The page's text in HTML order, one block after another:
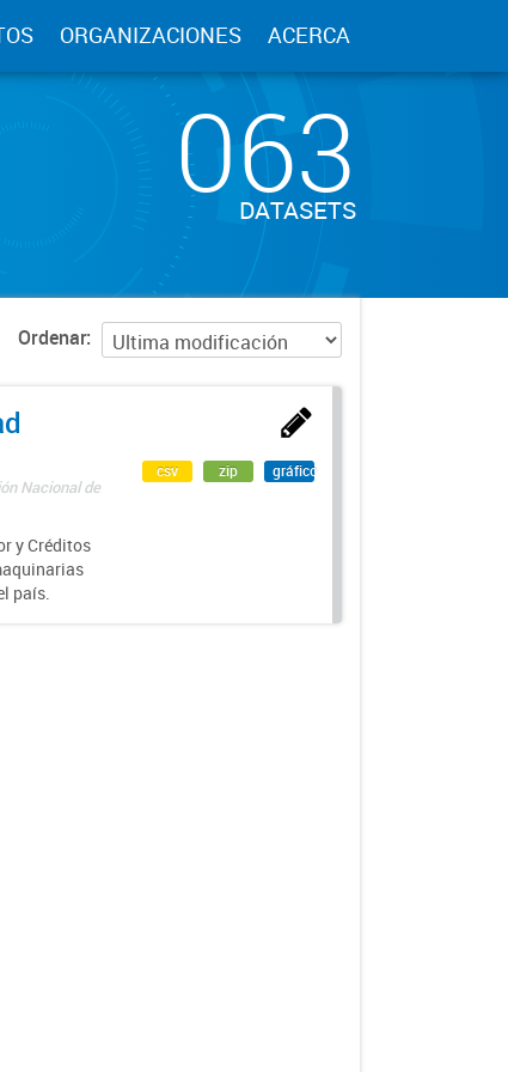
ORGANIZACIONES ACERCA
063
DATASETS
Ordenar
Nacional de
y Créditos
país.
csv zip gráfico